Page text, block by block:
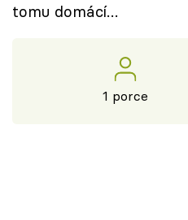
tomu domácí…
1 porce